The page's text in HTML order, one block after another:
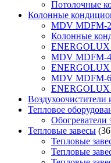
Потолочные
Колонные
MDV MDFM-
Колонные
MDV MDFM-
MDV MDFM-
Воздухоочистители
Тепловое
Обогреватели
Тепловые завесы
Тепловые
Тепловые